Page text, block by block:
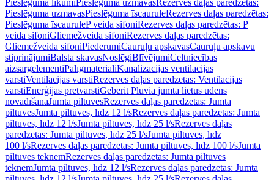
Pieslēguma līkumiPieslēguma uzmavasRezerves daļas paredzētas:
Pieslēguma uzmavasPieslēguma īscauruleRezerves daļas paredzētas:
Pieslēguma īscauruleP veida sifoniRezerves daļas paredzētas: P
veida sifoniGliemežveida sifoniRezerves daļas paredzētas:
Gliemežveida sifoniPiederumiCauruļu apskavasCauruļu apskavu
stiprinājumiBalsta skavasNoslēgiBlīvējumiCeltniecības
aizsargelementiPalīgmateriāliKanalizācijas ventilācijas
vārstiVentilācijas vārstiRezerves daļas paredzētas: Ventilācijas
vārstiEnerģijas pretvārstiGeberit Pluvia jumta lietus ūdens
novadīšanaJumta piltuvesRezerves daļas paredzētas: Jumta
piltuvesJumta piltuves, līdz 12 l/sRezerves daļas paredzētas: Jumta
piltuves, līdz 12 l/sJumta piltuves, līdz 25 l/sRezerves daļas
paredzētas: Jumta piltuves, līdz 25 l/sJumta piltuves, līdz
100 l/sRezerves daļas paredzētas: Jumta piltuves, līdz 100 l/sJumta
piltuves teknēmRezerves daļas paredzētas: Jumta piltuves
teknēmJumta piltuves, līdz 12 l/sRezerves daļas paredzētas: Jumta